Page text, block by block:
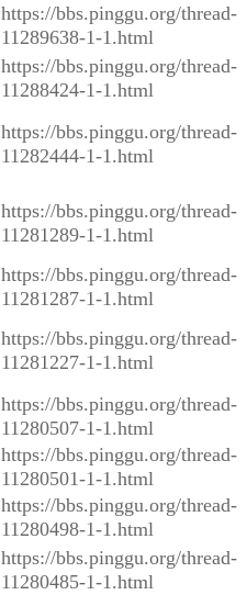
https://bbs.pinggu.org/thread-
11289638-1-1.html
https://bbs.pinggu.org/thread-
11288424-1-1.html
https://bbs.pinggu.org/thread-
11282444-1-1.html
https://bbs.pinggu.org/thread-
11281289-1-1.html
https://bbs.pinggu.org/thread-
11281287-1-1.html
https://bbs.pinggu.org/thread-
11281227-1-1.html
https://bbs.pinggu.org/thread-
11280507-1-1.html
https://bbs.pinggu.org/thread-
11280501-1-1.html
https://bbs.pinggu.org/thread-
11280498-1-1.html
https://bbs.pinggu.org/thread-
11280485-1-1.html